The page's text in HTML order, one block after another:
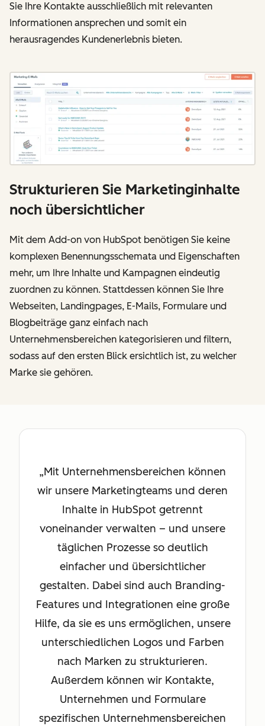
Sie Ihre Kontakte ausschließlich mit relevanten
Informationen ansprechen und somit ein
herausragendes Kundenerlebnis bieten.
Strukturieren Sie Marketinginhalte
noch übersichtlicher
Mit dem Add-on von HubSpot benötigen Sie keine
komplexen Benennungsschemata und Eigenschaften
mehr, um Ihre Inhalte und Kampagnen eindeutig
zuordnen zu können. Stattdessen können Sie Ihre
Webseiten, Landingpages, E-Mails, Formulare und
Blogbeiträge ganz einfach nach
Unternehmensbereichen kategorisieren und filtern,
sodass auf den ersten Blick ersichtlich ist, zu welcher
Marke sie gehören.
Mit Unternehmensbereichen können
wir unsere Marketingteams und deren
Inhalte in HubSpot getrennt
voneinander verwalten – und unsere
täglichen Prozesse so deutlich
einfacher und übersichtlicher
gestalten. Dabei sind auch Branding-
Features und Integrationen eine große
Hilfe, da sie es uns ermöglichen, unsere
unterschiedlichen Logos und Farben
nach Marken zu strukturieren.
Außerdem können wir Kontakte,
Unternehmen und Formulare
spezifischen Unternehmensbereichen